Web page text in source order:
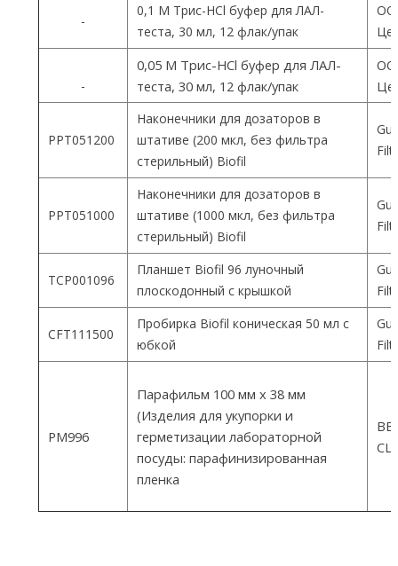
-
0,1 М Трис-HCl буфер для ЛАЛ-
теста, 30 мл, 12 флак/упак
-
0,05 М Трис-HCl буфер для ЛАЛ-
теста, 30 мл, 12 флак/упак
PPT051200
Наконечники для дозаторов в
штативе (200 мкл, без фильтра
стерильный) Biofil
PPT051000
Наконечники для дозаторов в
штативе (1000 мкл, без фильтра
стерильный) Biofil
TCP001096
Планшет Biofil 96 луночный
плоскодонный с крышкой
CFT111500
Пробирка Biofil коническая 50 мл с
юбкой
PM996
Парафильм 100 мм х 38 мм
(Изделия для укупорки и
герметизации лабораторной
посуды: парафинизированная
пленка